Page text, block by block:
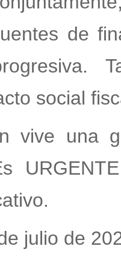
de
social
vive una
julio de